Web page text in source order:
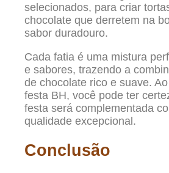
selecionados, para criar
chocolate que derretem na
sabor duradouro.
Cada fatia é uma mistura
e sabores, trazendo a
de chocolate rico e suave.
festa BH, você pode ter
festa será complementada
qualidade excepcional.
Conclusão